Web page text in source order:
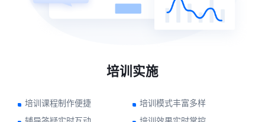
培训实施
培训课程制作便捷
培训模式丰富多样